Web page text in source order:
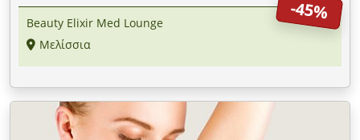
-45%
Beauty Elixir Med Lounge
Μελίσσια